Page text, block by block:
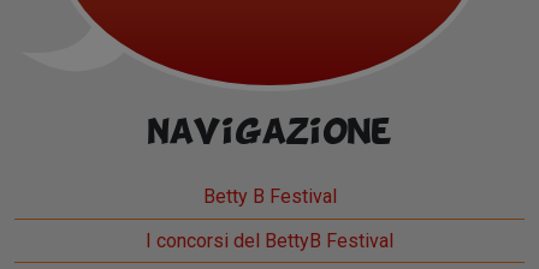
Navigazione
Betty B Festival
I concorsi del BettyB Festival